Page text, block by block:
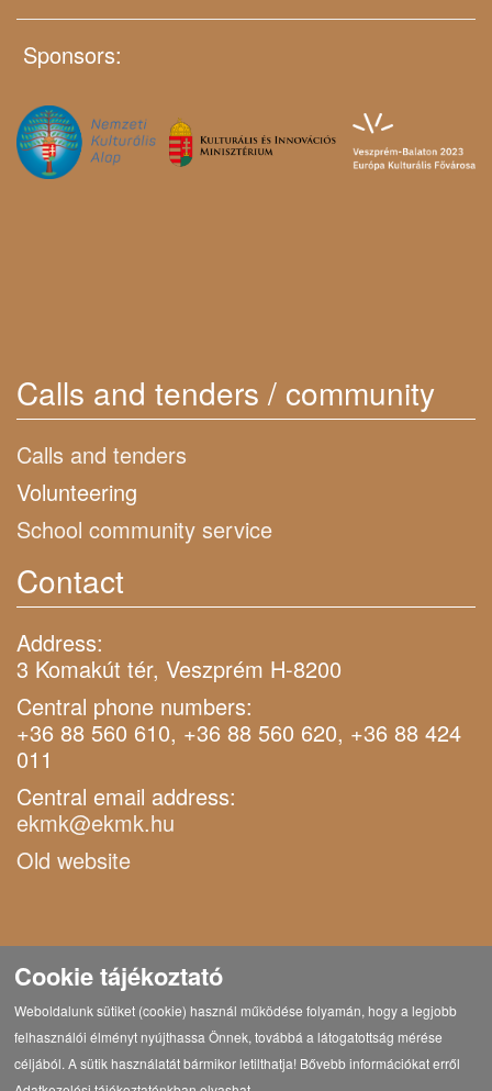
Sponsors:
Calls and tenders / community
Calls and tenders
Volunteering
School community service
Contact
Address:
3 Komakút tér, Veszprém H-8200
Central phone numbers:
+36 88 560 610, +36 88 560 620, +36 88 424
011
Central email address:
ekmk@ekmk.hu
Old website
Cookie tájékoztató
Weboldalunk sütiket (cookie) használ működése folyamán, hogy a legjobb
felhasználói élményt nyújthassa Önnek, továbbá a látogatottság mérése
céljából. A sütik használatát bármikor letilthatja! Bővebb információkat erről